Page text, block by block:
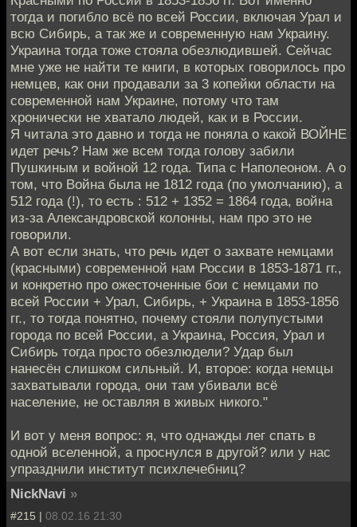
тогда и погибло всё по всей России, включая Урал и
всю Сибирь, а так же и современную нам Украину.
Украина тогда тоже стояла обезлюдившей. Сейчас
мне уже не найти те книги, в которых говорилось про
немцев, как они продавали за 3 копейки области на
современной нам Украине, потому что там
хронически не хватало людей, как и в России.
Я читала это давно и тогда не поняла о какой ВОЙНЕ
идет речь? Нам же всем тогда голову забили
Пушкиным и войной 12 года. Типа с Наполеоном. А о
том, что Война была не 1812 года (по умолчанию), а
512 года (!), то есть : 512 + 1352 = 1864 года, война
из-за Александровской колонны, нам про это не
говорили.
А вот если знать, что речь идет о захвате немцами
(красными) современной нам России в 1853-1871 гг.,
и конкретно про ожесточенные бои с немцами по
всей России + Урал, Сибирь, + Украина в 1853-1856
гг., то тогда понятно, почему стояли полупустыми
города по всей России, а Украина, Россия, Урал и
Сибирь тогда просто обезлюдели? Удар был
нанесён слишком сильный. И, второе: когда немцы
захватывали города, они там убивали всё
население, не оставляя в живых никого."
И вот у меня вопрос: я, что однажды лег спать в
одной вселенной, а проснулся в другой? или у нас
упразднили институт психлечебниц?
NickNavi »
#215 | 08.02.16 21:30